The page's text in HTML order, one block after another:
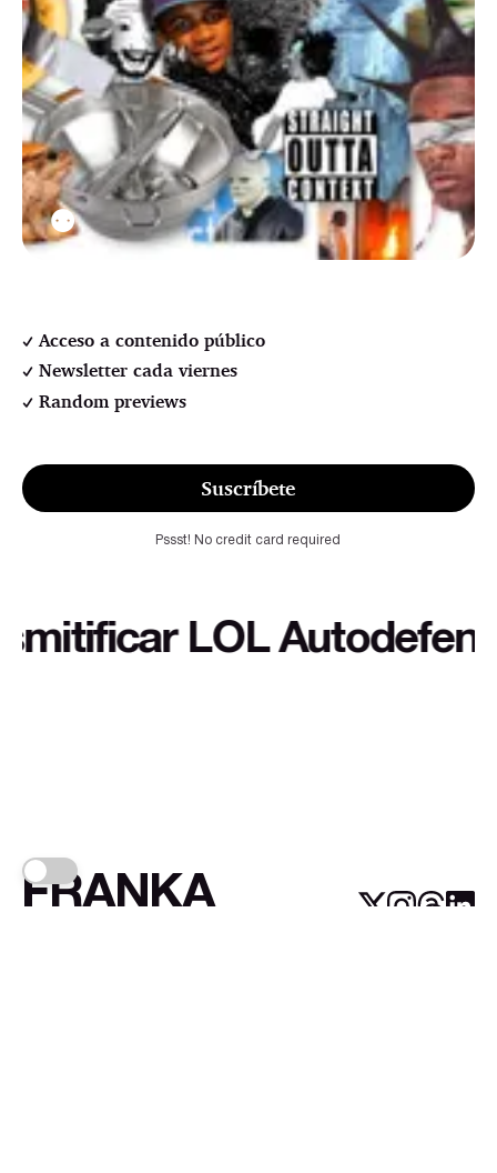
⚉
Acceso a contenido público
Newsletter cada viernes
Random previews
Suscríbete
Pssst! No credit card required
LOL
FRANKA